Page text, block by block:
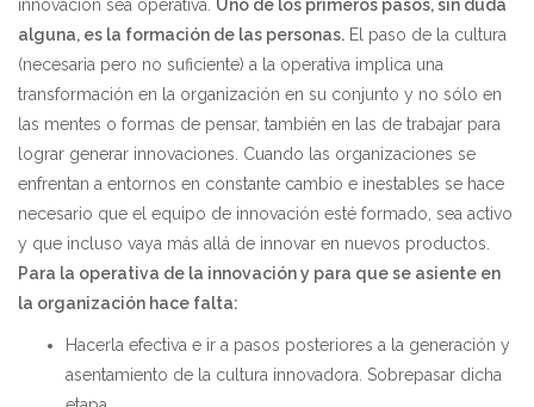
innovación sea operativa. Uno de los primeros pasos, sin duda
alguna, es la formación de las personas. El paso de la cultura
(necesaria pero no suficiente) a la operativa implica una
transformación en la organización en su conjunto y no sólo en
las mentes o formas de pensar, también en las de trabajar para
lograr generar innovaciones. Cuando las organizaciones se
enfrentan a entornos en constante cambio e inestables se hace
necesario que el equipo de innovación esté formado, sea activo
y que incluso vaya más allá de innovar en nuevos productos.
Para la operativa de la innovación y para que se asiente en
la organización hace falta:
Hacerla efectiva e ir a pasos posteriores a la generación y
asentamiento de la cultura innovadora. Sobrepasar dicha